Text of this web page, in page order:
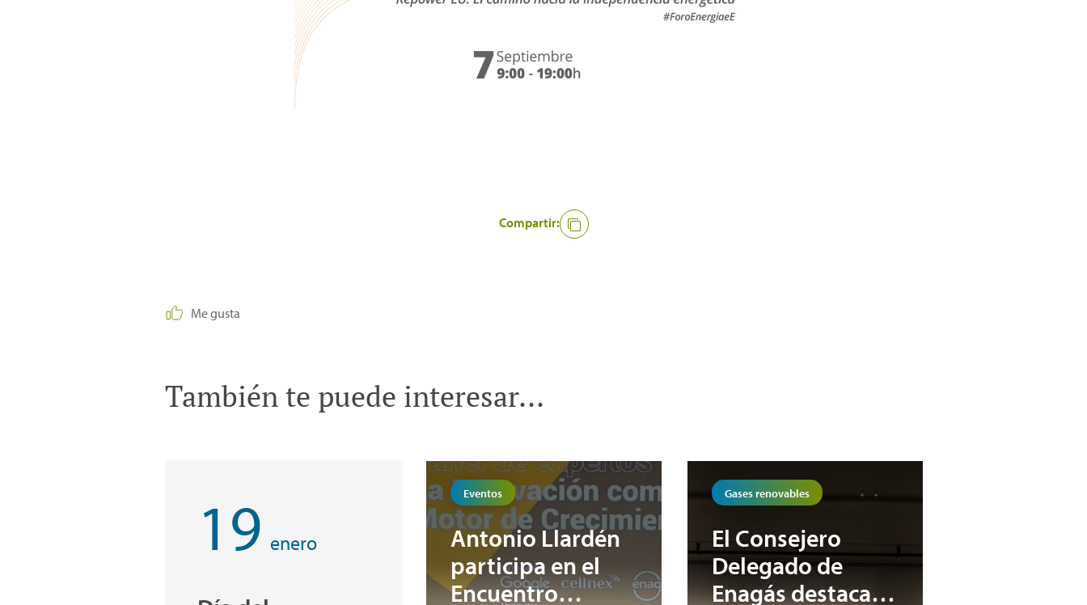
Compartir:
Me gusta
También te puede interesar...
19 enero
Eventos
Antonio Llardén
participa en el
Encuentro
Gases renovables
El Consejero
Delegado de
Enagás destaca